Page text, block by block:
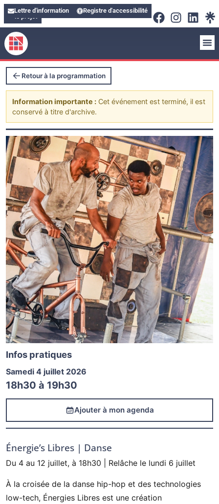
Soutenir
le projet
Lettre d'information Registre d'accessibilité
Retour à la programmation
Information importante : Cet événement est terminé, il est
conservé à titre d'archive.
Énergie’s Libres | Danse
Du 4 au 12 juillet, à 18h30 | Relâche le lundi 6 juillet
À la croisée de la danse hip-hop et des technologies
low-tech, Énergies Libres est une création
Infos pratiques
Samedi 4 juillet 2026
18h30 à 19h30
Ajouter à mon agenda